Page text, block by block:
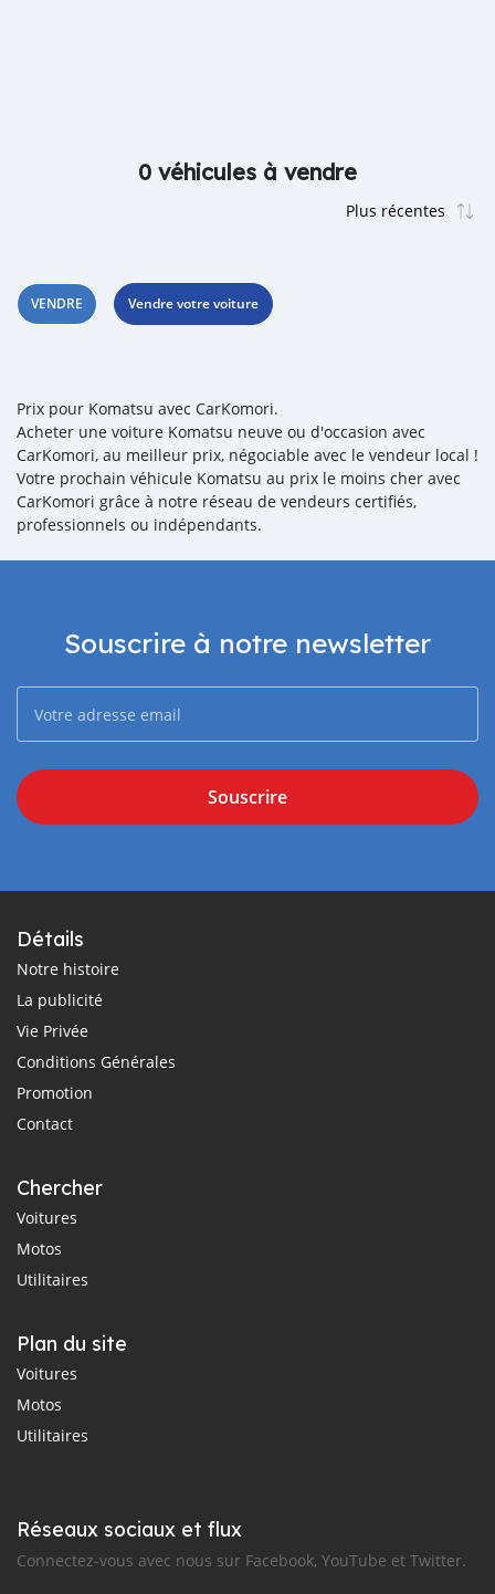
0 véhicules à vendre
VENDRE Vendre votre voiture
Prix pour Komatsu avec CarKomori.
Acheter une voiture Komatsu neuve ou d'occasion avec
CarKomori, au meilleur prix, négociable avec le vendeur local !
Votre prochain véhicule Komatsu au prix le moins cher avec
CarKomori grâce à notre réseau de vendeurs certifiés,
professionnels ou indépendants.
Souscrire à notre newsletter
Souscrire
Détails
Notre histoire
La publicité
Vie Privée
Conditions Générales
Promotion
Contact
Chercher
Voitures
Motos
Utilitaires
Plan du site
Voitures
Motos
Utilitaires
Réseaux sociaux et flux
Connectez-vous avec nous sur Facebook, YouTube et Twitter.